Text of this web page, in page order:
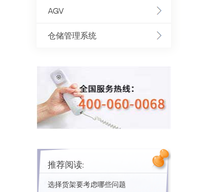
AGV
仓储管理系统
推荐阅读:
选择货架要考虑哪些问题